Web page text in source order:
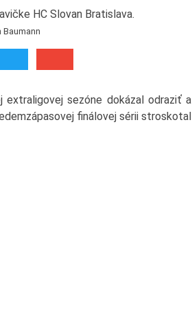
Baumann
extraligovej sezóne dokázal odraziť a
finálovej sérii stroskotal